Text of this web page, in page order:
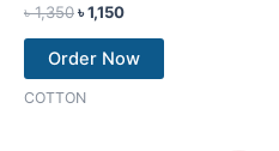
৳1,350৳1,150
Order Now
COTTON